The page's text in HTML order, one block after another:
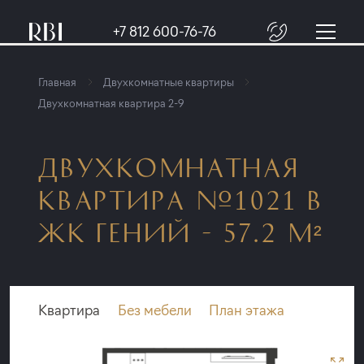
+7 812 600-76-76
Главная
Двухкомнатные квартиры
Двухкомнатная квартира 2-9
ДВУХКОМНАТНАЯ
КВАРТИРА №1021 В
ЖК ГЕНИЙ - 57.2 М²
Квартира Без мебели План этажа